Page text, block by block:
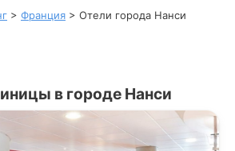
> Франция > Отели города Нанси
в городе Нанси